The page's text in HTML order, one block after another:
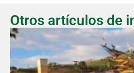
Otros artículos de